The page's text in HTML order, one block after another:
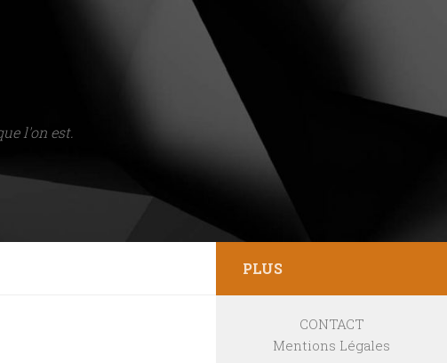
l'on est.
PLUS
CONTACT
Mentions Légales